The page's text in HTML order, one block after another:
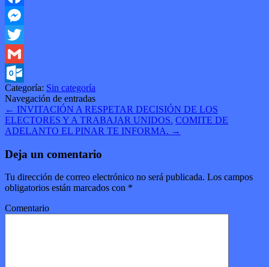
Facebook
Messenger
Twitter
Gmail
Outlook.com
Categoría: Sin categoría
Navegación de entradas
← INVITACIÓN A RESPETAR DECISIÓN DE LOS
ELECTORES Y A TRABAJAR UNIDOS. COMITE DE
ADELANTO EL PINAR TE INFORMA. →
Deja un comentario
Tu dirección de correo electrónico no será publicada. Los campos
obligatorios están marcados con *
Comentario